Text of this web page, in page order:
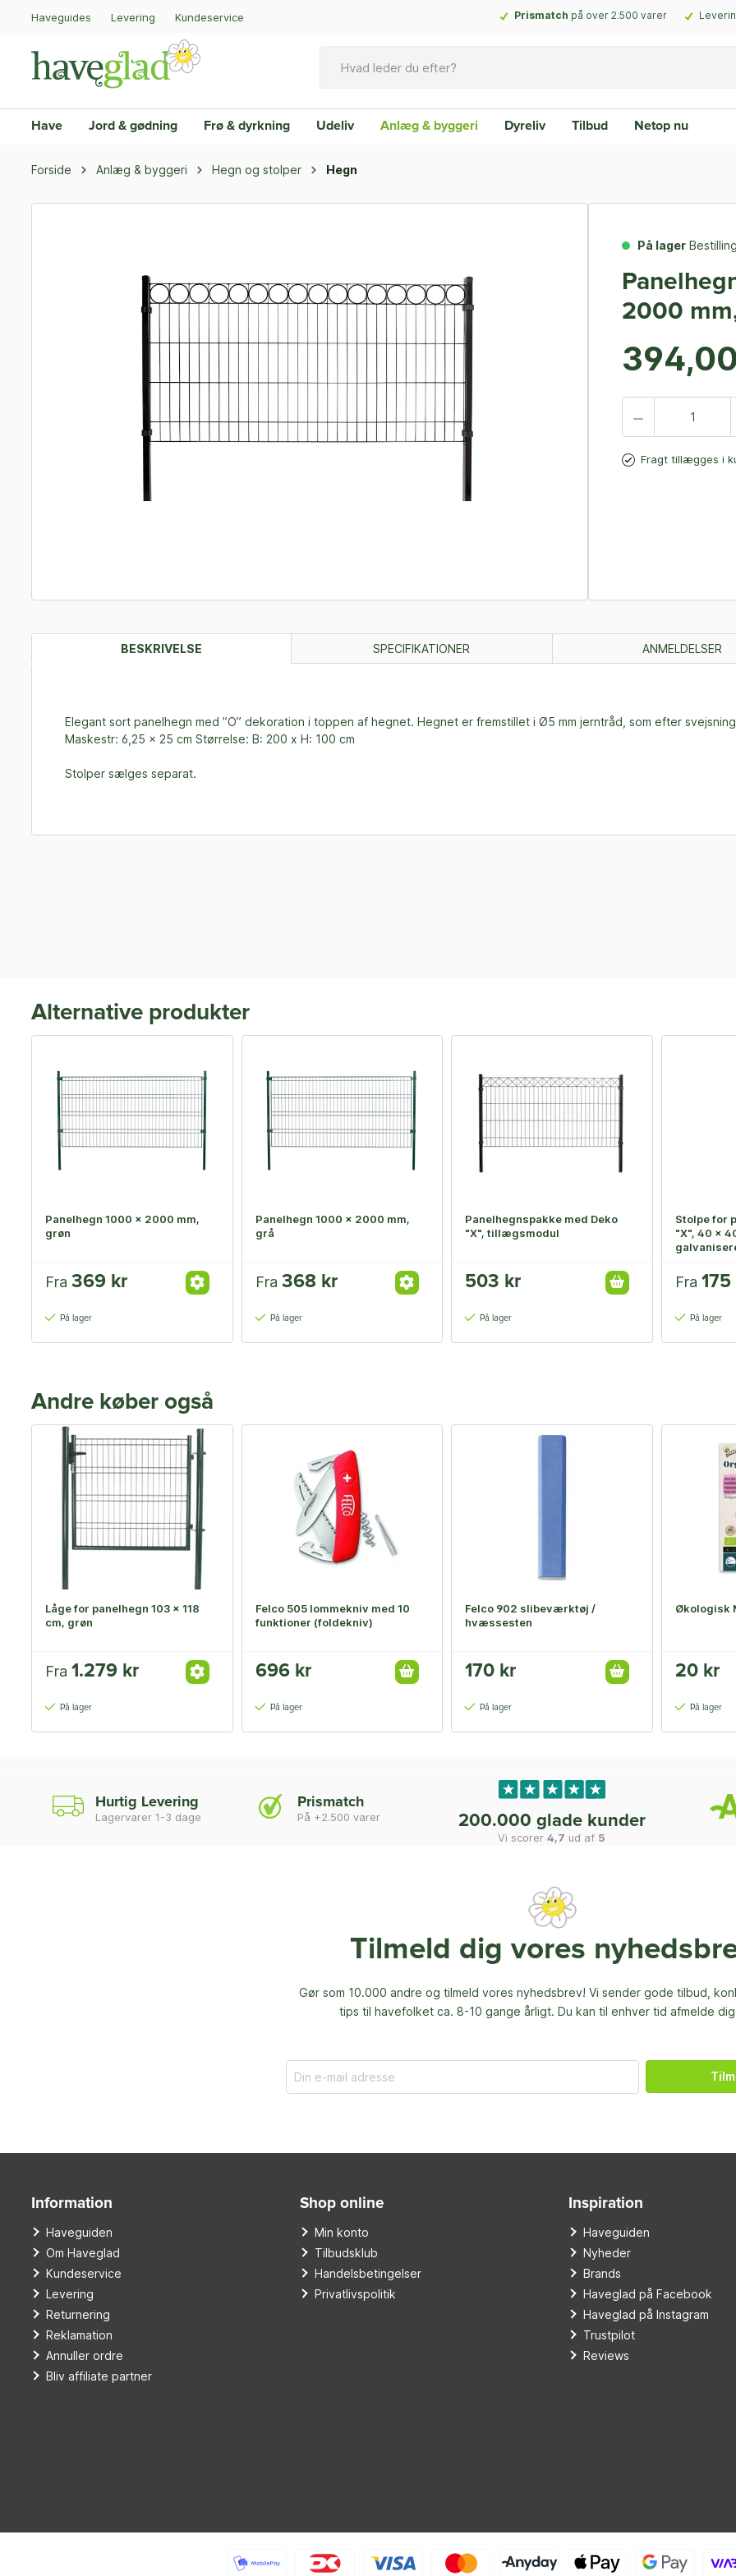
Haveguides Levering Kundeservice Prismatch på over 2.500 varer
Have Jord & gødning Frø & dyrkning Udeliv Anlæg & byggeri Dyreliv Tilbud Netop nu
Forside Anlæg & byggeri Hegn og stolper Hegn
På lager
2000
Fragt tillægges i
BESKRIVELSE SPECIFIKATIONER ANMELDELSER
Elegant sort panelhegn med ”O” dekoration i toppen af hegnet. Hegnet er fremstillet i Ø5 mm jerntråd, som efter
Maskestr: 6,25 x 25 cm Størrelse: B: 200 x H: 100 cm
Stolper sælges separat.
Alternative produkter
Panelhegn 1000 x 2000 mm,
grøn
Fra 369 kr
På lager
Panelhegn 1000 x 2000 mm,
grå
Fra 368 kr
På lager
Panelhegnspakke med Deko
"X", tillægsmodul
503 kr
På lager
Stolpe for
"X", 40 x
Fra 175
På lager
Andre køber også
Låge for panelhegn 103 x 118
cm, grøn
Fra 1.279 kr
På lager
Felco 505 lommekniv med 10
funktioner (foldekniv)
696 kr
På lager
Felco 902 slibeværktøj /
hvæssesten
170 kr
På lager
Økologisk
20 kr
På lager
Hurtig Levering
Lagervarer 1-3 dage
Prismatch
På +2.500 varer 200.000 glade kunder
Vi scorer4,7 ud af 5
Tilmeld dig vores
Gør som 10.000 andre og tilmeld vores nyhedsbrev! Vi sender gode tilbud,
tips til havefolket ca. 8-10 gange årligt. Du kan til enhver tid afmelde
Information
Haveguiden
Om Haveglad
Kundeservice
Levering
Returnering
Reklamation
Annuller ordre
Bliv affiliate partner
Shop online
Min konto
Tilbudsklub
Handelsbetingelser
Privatlivspolitik
Inspiration
Haveguiden
Nyheder
Brands
Haveglad på Facebook
Haveglad på Instagram
Trustpilot
Reviews